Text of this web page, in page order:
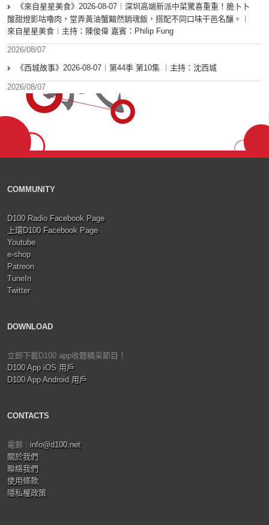
《來自星星美食》2026-08-07︱深圳高端新派中菜驚喜重重！脆卜卜
酸甜燈影咕嚕肉，堂弄黃油蟹黯然銷魂飯，搭配不同口味干邑名釀。︱
來自星星美食︱主持：陳俊偉 嘉賓：Philip Fung
2026/08/07
《西城故事》2026-08-07︱第44季 第10集 ︱主持：沈西城
2026/08/07
COMMUNITY
D100 Radio Facebook Page
上環D100 Facebook Page
Youtube
e-shop
Patreon
TuneIn
Twitter
DOWNLOAD
立即下載D100 app收聽精采節目！
D100 App iOS 用戶
D100 App Android 用戶
CONTACTS
電郵 : info@d100.net
關於我們
聯絡我們
使用條款
隱私權政策